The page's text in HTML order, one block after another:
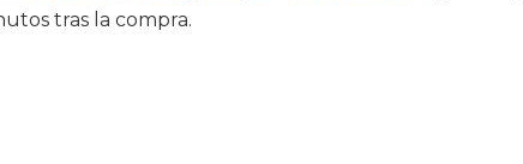
tras la compra.